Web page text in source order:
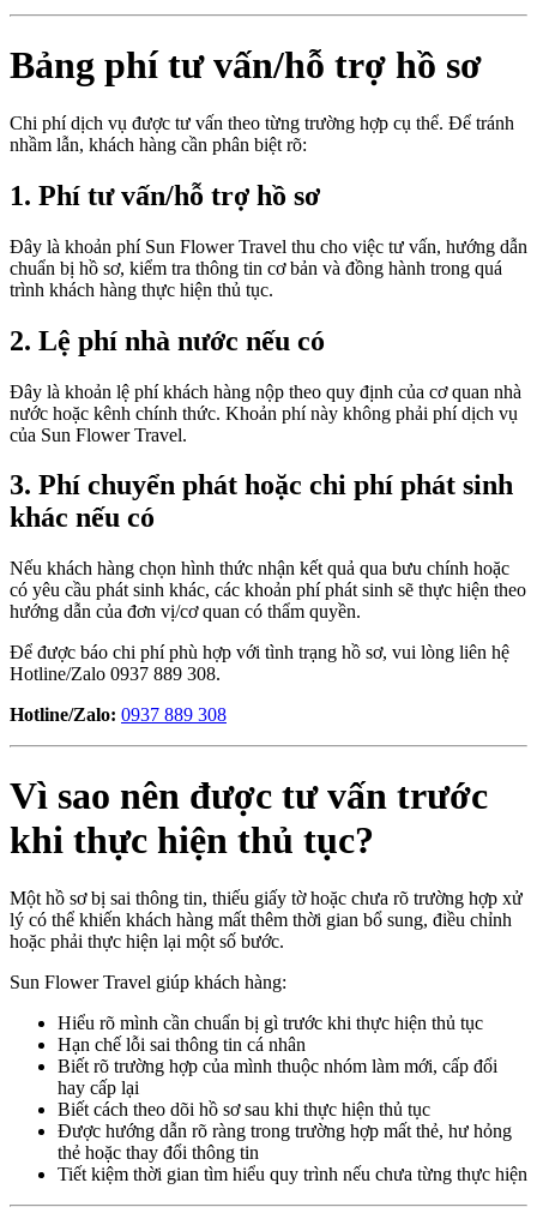
Bảng phí tư vấn/hỗ trợ hồ sơ
Chi phí dịch vụ được tư vấn theo từng trường hợp cụ thể. Để tránh
nhầm lẫn, khách hàng cần phân biệt rõ:
1. Phí tư vấn/hỗ trợ hồ sơ
Đây là khoản phí Sun Flower Travel thu cho việc tư vấn, hướng dẫn
chuẩn bị hồ sơ, kiểm tra thông tin cơ bản và đồng hành trong quá
trình khách hàng thực hiện thủ tục.
2. Lệ phí nhà nước nếu có
Đây là khoản lệ phí khách hàng nộp theo quy định của cơ quan nhà
nước hoặc kênh chính thức. Khoản phí này không phải phí dịch vụ
của Sun Flower Travel.
3. Phí chuyển phát hoặc chi phí phát sinh
khác nếu có
Nếu khách hàng chọn hình thức nhận kết quả qua bưu chính hoặc
có yêu cầu phát sinh khác, các khoản phí phát sinh sẽ thực hiện theo
hướng dẫn của đơn vị/cơ quan có thẩm quyền.
Để được báo chi phí phù hợp với tình trạng hồ sơ, vui lòng liên hệ
Hotline/Zalo 0937 889 308.
Hotline/Zalo: 0937 889 308
Vì sao nên được tư vấn trước
khi thực hiện thủ tục?
Một hồ sơ bị sai thông tin, thiếu giấy tờ hoặc chưa rõ trường hợp xử
lý có thể khiến khách hàng mất thêm thời gian bổ sung, điều chỉnh
hoặc phải thực hiện lại một số bước.
Sun Flower Travel giúp khách hàng:
Hiểu rõ mình cần chuẩn bị gì trước khi thực hiện thủ tục
Hạn chế lỗi sai thông tin cá nhân
Biết rõ trường hợp của mình thuộc nhóm làm mới, cấp đổi
hay cấp lại
Biết cách theo dõi hồ sơ sau khi thực hiện thủ tục
Được hướng dẫn rõ ràng trong trường hợp mất thẻ, hư hỏng
thẻ hoặc thay đổi thông tin
Tiết kiệm thời gian tìm hiểu quy trình nếu chưa từng thực hiện